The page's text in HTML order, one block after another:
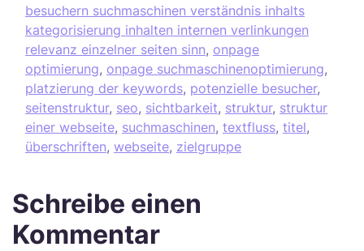
besuchern suchmaschinen verständnis inhalts
kategorisierung inhalten internen verlinkungen
relevanz einzelner seiten sinn, onpage
optimierung, onpage suchmaschinenoptimierung,
platzierung der keywords, potenzielle besucher,
seitenstruktur, seo, sichtbarkeit, struktur, struktur
einer webseite, suchmaschinen, textfluss, titel,
überschriften, webseite, zielgruppe
Schreibe einen
Kommentar